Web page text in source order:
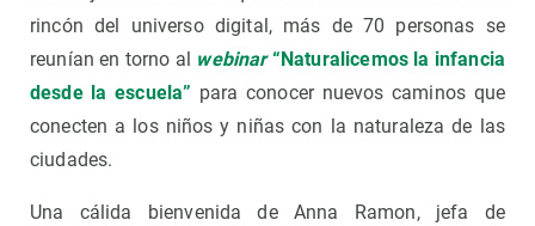
rincón del universo digital, más de 70 personas se
reunían en torno al webinar“Naturalicemos la infancia
desde la escuela” para conocer nuevos caminos que
conecten a los niños y niñas con la naturaleza de las
ciudades.
Una cálida bienvenida de Anna Ramon, jefa de